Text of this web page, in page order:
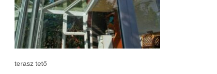
terasz tető